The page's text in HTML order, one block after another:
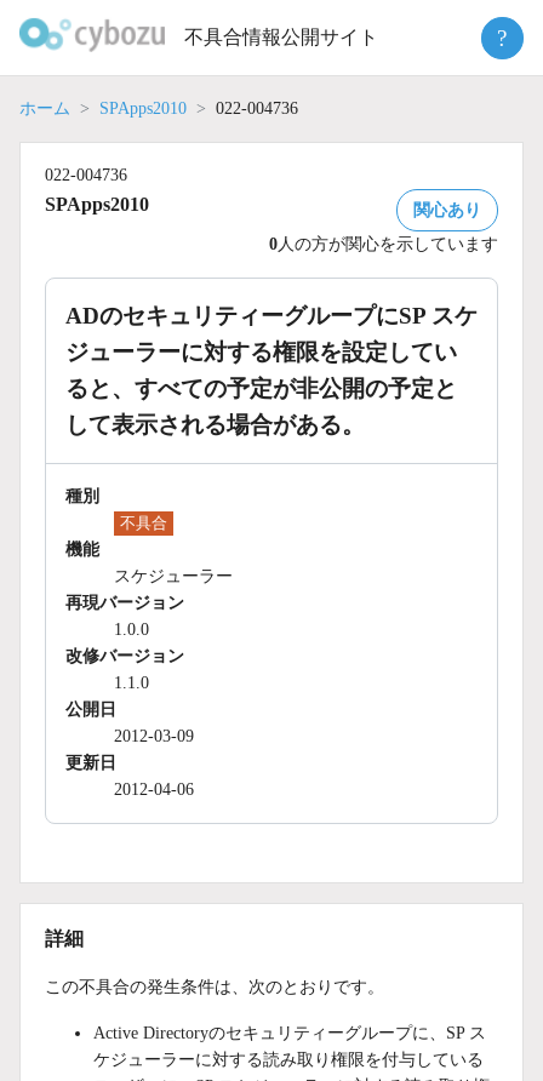
不具合情報公開サイト ?
ホーム SPApps2010 022-004736
022-004736
SPApps2010
関心あり
0 人の方が関心を示しています
ADのセキュリティーグループにSP スケ
ジューラーに対する権限を設定してい
ると、すべての予定が非公開の予定と
して表示される場合がある。
種別
不具合
機能
スケジューラー
再現バージョン
1.0.0
改修バージョン
1.1.0
公開日
2012-03-09
更新日
2012-04-06
詳細
この不具合の発生条件は、次のとおりです。
Active Directoryのセキュリティーグループに、SP ス
ケジューラーに対する読み取り権限を付与している